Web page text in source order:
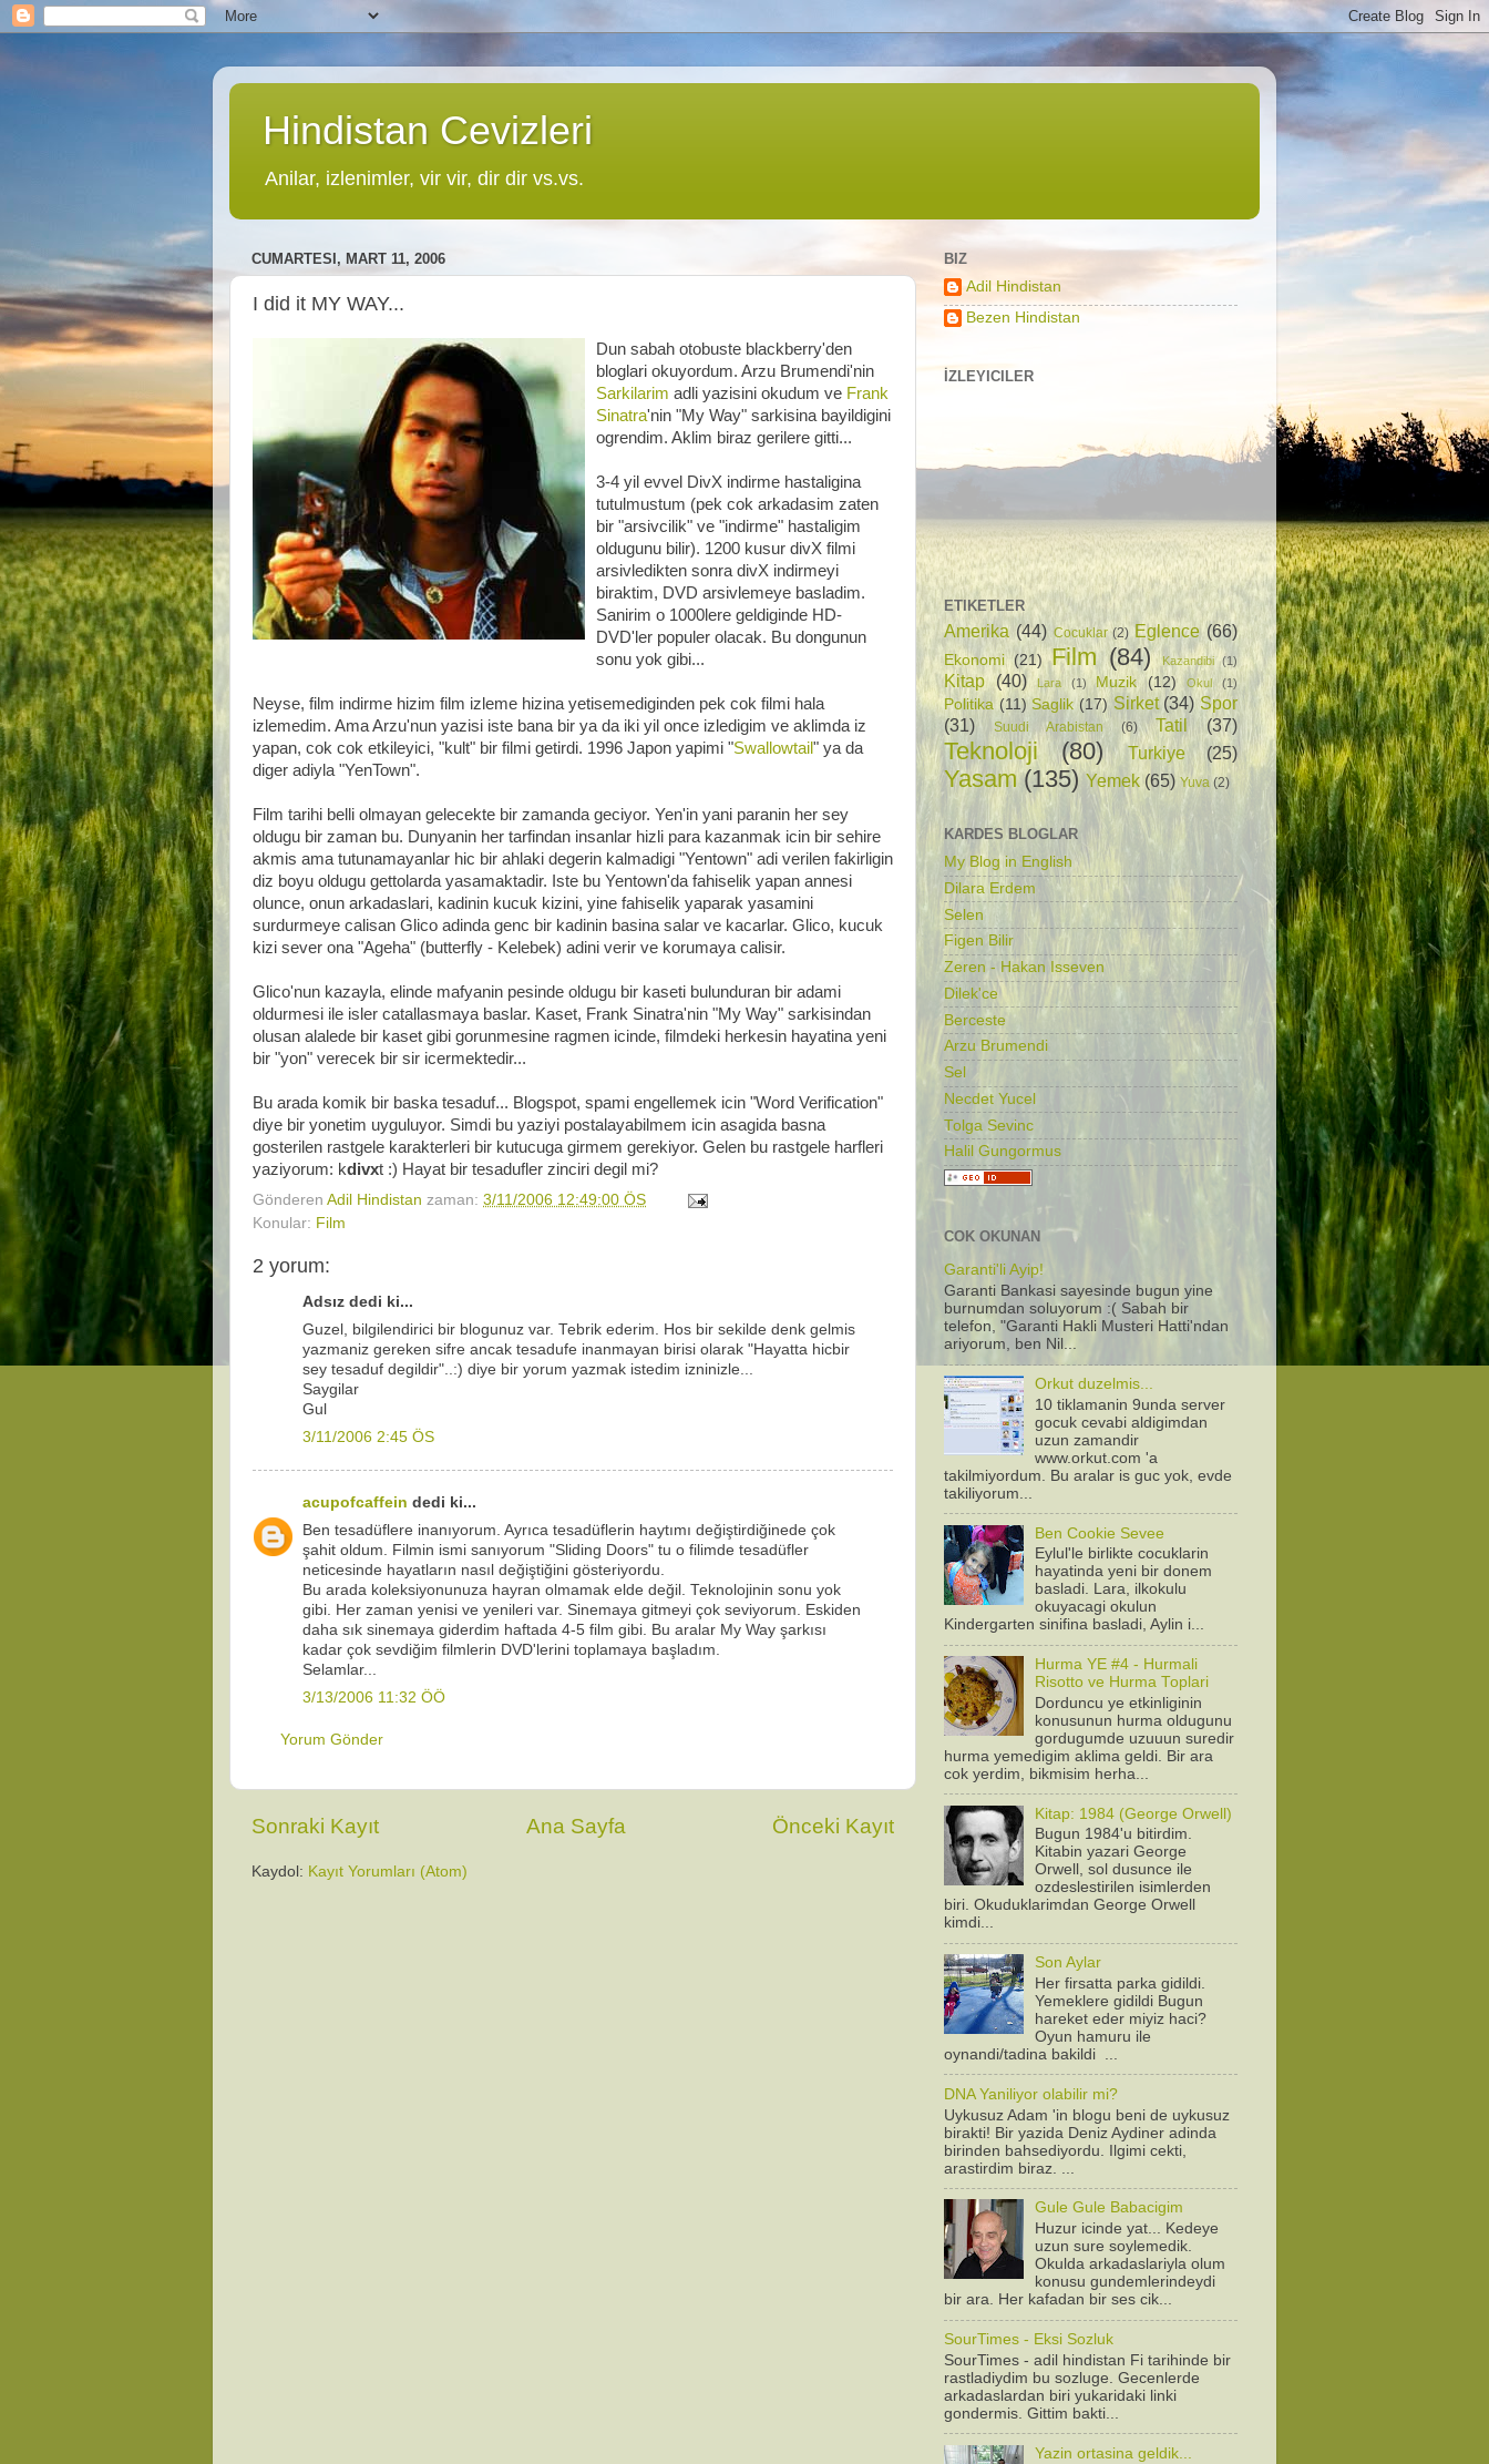
Hindistan Cevizleri
Anilar, izlenimler, vir vir, dir dir vs.vs.
CUMARTESI, MART 11, 2006
I did it MY WAY...
Dun sabah otobuste blackberry'den
bloglari okuyordum. Arzu Brumendi'nin
Sarkilarim adli yazisini okudum ve Frank
Sinatra'nin "My Way" sarkisina bayildigini
ogrendim. Aklim biraz gerilere gitti...
3-4 yil evvel DivX indirme hastaligina
tutulmustum (pek cok arkadasim zaten
bir "arsivcilik" ve "indirme" hastaligim
oldugunu bilir). 1200 kusur divX filmi
arsivledikten sonra divX indirmeyi
biraktim, DVD arsivlemeye basladim.
Sanirim o 1000lere geldiginde HD-
DVD'ler populer olacak. Bu dongunun
sonu yok gibi...
Neyse, film indirme hizim film izleme hizina yetisemediginden pek cok filmi hala
izlemedim. Ama Arzu'nun yazisi iste bana bir ya da iki yil once izledigim ve aklimda iz
yapan, cok cok etkileyici, "kult" bir filmi getirdi. 1996 Japon yapimi "Swallowtail" ya da
diger adiyla "YenTown".
Film tarihi belli olmayan gelecekte bir zamanda geciyor. Yen'in yani paranin her sey
oldugu bir zaman bu. Dunyanin her tarfindan insanlar hizli para kazanmak icin bir sehire
akmis ama tutunamayanlar hic bir ahlaki degerin kalmadigi "Yentown" adi verilen fakirligin
diz boyu oldugu gettolarda yasamaktadir. Iste bu Yentown'da fahiselik yapan annesi
olunce, onun arkadaslari, kadinin kucuk kizini, yine fahiselik yaparak yasamini
surdurmeye calisan Glico adinda genc bir kadinin basina salar ve kacarlar. Glico, kucuk
kizi sever ona "Ageha" (butterfly - Kelebek) adini verir ve korumaya calisir.
Glico'nun kazayla, elinde mafyanin pesinde oldugu bir kaseti bulunduran bir adami
oldurmesi ile isler catallasmaya baslar. Kaset, Frank Sinatra'nin "My Way" sarkisindan
olusan alalede bir kaset gibi gorunmesine ragmen icinde, filmdeki herkesin hayatina yeni
bir "yon" verecek bir sir icermektedir...
Bu arada komik bir baska tesaduf... Blogspot, spami engellemek icin "Word Verification"
diye bir yonetim uyguluyor. Simdi bu yaziyi postalayabilmem icin asagida basna
gosterilen rastgele karakterleri bir kutucuga girmem gerekiyor. Gelen bu rastgele harfleri
yaziyorum: kdivxt :) Hayat bir tesadufler zinciri degil mi?
Gönderen Adil Hindistan zaman: 3/11/2006 12:49:00 ÖS
Konular: Film
2 yorum:
Adsız dedi ki...
Guzel, bilgilendirici bir blogunuz var. Tebrik ederim. Hos bir sekilde denk gelmis
yazmaniz gereken sifre ancak tesadufe inanmayan birisi olarak "Hayatta hicbir
sey tesaduf degildir"..:) diye bir yorum yazmak istedim izninizle...
Saygilar
Gul
3/11/2006 2:45 ÖS
acupofcaffein dedi ki...
Ben tesadüflere inanıyorum. Ayrıca tesadüflerin haytımı değiştirdiğinede çok
şahit oldum. Filmin ismi sanıyorum "Sliding Doors" tu o filimde tesadüfler
neticesinde hayatların nasıl değiştiğini gösteriyordu.
Bu arada koleksiyonunuza hayran olmamak elde değil. Teknolojinin sonu yok
gibi. Her zaman yenisi ve yenileri var. Sinemaya gitmeyi çok seviyorum. Eskiden
daha sık sinemaya giderdim haftada 4-5 film gibi. Bu aralar My Way şarkısı
kadar çok sevdiğim filmlerin DVD'lerini toplamaya başladım.
Selamlar...
3/13/2006 11:32 ÖÖ
Yorum Gönder
Sonraki Kayıt Önceki Kayıt
Ana Sayfa
Kaydol: Kayıt Yorumları (Atom)
BIZ
Adil Hindistan
Bezen Hindistan
İZLEYICILER
ETIKETLER
Amerika (44) Cocuklar (2) Eglence (66)
Ekonomi (21) Film (84) Kazandibi (1)
Kitap (40) Lara (1) Muzik (12) Okul (1)
Politika (11) Saglik (17) Sirket (34) Spor
(31)
Suudi Arabistan (6) Tatil (37)
Teknoloji (80) Turkiye (25)
Yasam (135) Yemek (65) Yuva (2)
KARDES BLOGLAR
My Blog in English
Dilara Erdem
Selen
Figen Bilir
Zeren - Hakan Isseven
Dilek'ce
Berceste
Arzu Brumendi
Sel
Necdet Yucel
Tolga Sevinc
Halil Gungormus
COK OKUNAN
Garanti'li Ayip!
Garanti Bankasi sayesinde bugun yine
burnumdan soluyorum :( Sabah bir
telefon, "Garanti Hakli Musteri Hatti'ndan
ariyorum, ben Nil...
Orkut duzelmis...
10 tiklamanin 9unda server
gocuk cevabi aldigimdan
uzun zamandir
www.orkut.com 'a
takilmiyordum. Bu aralar is guc yok, evde
takiliyorum...
Ben Cookie Sevee
Eylul'le birlikte cocuklarin
hayatinda yeni bir donem
basladi. Lara, ilkokulu
okuyacagi okulun
Kindergarten sinifina basladi, Aylin i...
Hurma YE #4 - Hurmali
Risotto ve Hurma Toplari
Dorduncu ye etkinliginin
konusunun hurma oldugunu
gordugumde uzuuun suredir
hurma yemedigim aklima geldi. Bir ara
cok yerdim, bikmisim herha...
Kitap: 1984 (George Orwell)
Bugun 1984'u bitirdim.
Kitabin yazari George
Orwell, sol dusunce ile
ozdeslestirilen isimlerden
biri. Okuduklarimdan George Orwell
kimdi...
Son Aylar
Her firsatta parka gidildi.
Yemeklere gidildi Bugun
hareket eder miyiz haci?
Oyun hamuru ile
oynandi/tadina bakildi ...
DNA Yaniliyor olabilir mi?
Uykusuz Adam 'in blogu beni de uykusuz
birakti! Bir yazida Deniz Aydiner adinda
birinden bahsediyordu. Ilgimi cekti,
arastirdim biraz. ...
Gule Gule Babacigim
Huzur icinde yat... Kedeye
uzun sure soylemedik.
Okulda arkadaslariyla olum
konusu gundemlerindeydi
bir ara. Her kafadan bir ses cik...
SourTimes - Eksi Sozluk
SourTimes - adil hindistan Fi tarihinde bir
rastladiydim bu sozluge. Gecenlerde
arkadaslardan biri yukaridaki linki
gondermis. Gittim bakti...
Yazin ortasina geldik...